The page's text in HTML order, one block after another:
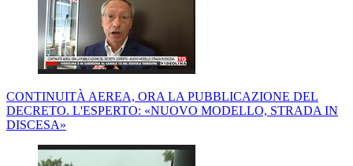
CONTINUITÀ AEREA, ORA LA PUBBLICAZIONE DEL
DECRETO. L'ESPERTO: «NUOVO MODELLO, STRADA IN
DISCESA»